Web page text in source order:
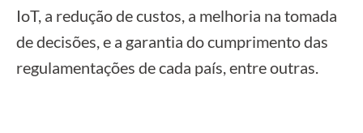
IoT, a redução de custos, a melhoria na tomada
de decisões, e a garantia do cumprimento das
regulamentações de cada país, entre outras.